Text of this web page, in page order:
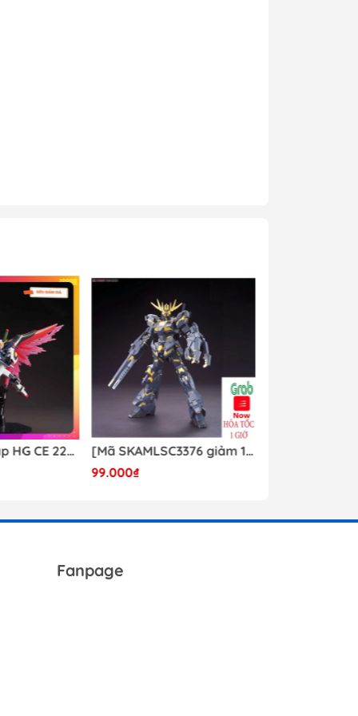
Mô hình lắp ráp HG CE 224 Destiny Revive Daban [TẶNG WING EFFECT]
[Mã SKAMLSC3376 giảm 10% đơn 100K] Mô Hình lắp ráp Gundam HG Unicorn Gundam 02 Banshee (Destroy Mode) 134 Daban
99.000₫
Fanpage